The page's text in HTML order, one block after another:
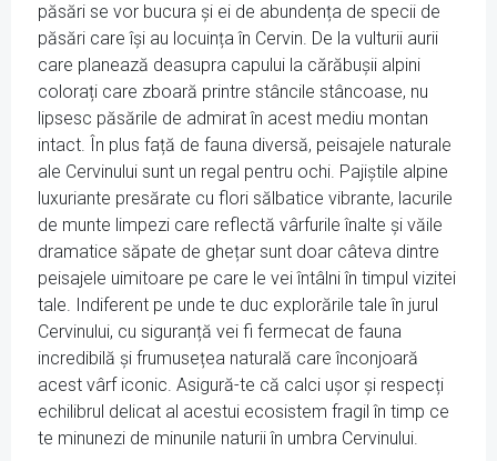
păsări se vor bucura și ei de abundența de specii de
păsări care își au locuința în Cervin. De la vulturii aurii
care planează deasupra capului la cărăbușii alpini
colorați care zboară printre stâncile stâncoase, nu
lipsesc păsările de admirat în acest mediu montan
intact. În plus față de fauna diversă, peisajele naturale
ale Cervinului sunt un regal pentru ochi. Pajiștile alpine
luxuriante presărate cu flori sălbatice vibrante, lacurile
de munte limpezi care reflectă vârfurile înalte și văile
dramatice săpate de ghețar sunt doar câteva dintre
peisajele uimitoare pe care le vei întâlni în timpul vizitei
tale. Indiferent pe unde te duc explorările tale în jurul
Cervinului, cu siguranță vei fi fermecat de fauna
incredibilă și frumusețea naturală care înconjoară
acest vârf iconic. Asigură-te că calci ușor și respecți
echilibrul delicat al acestui ecosistem fragil în timp ce
te minunezi de minunile naturii în umbra Cervinului.